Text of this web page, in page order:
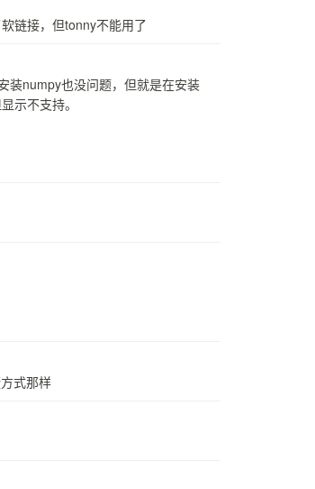
链接，但tonny不能用了
装numpy也没问题，但就是在安装
示不支持。
式那样